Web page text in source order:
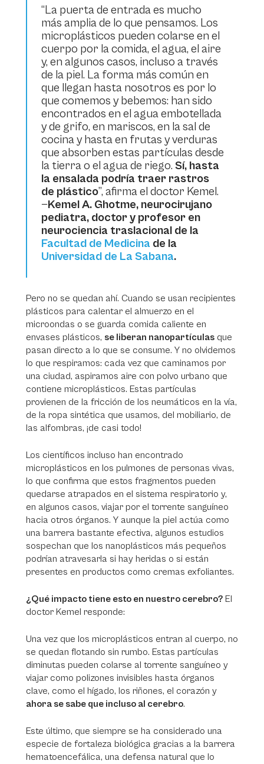
“La puerta de entrada es mucho
más amplia de lo que pensamos. Los
microplásticos pueden colarse en el
cuerpo por la comida, el agua, el aire
y, en algunos casos, incluso a través
de la piel. La forma más común en
que llegan hasta nosotros es por lo
que comemos y bebemos: han sido
encontrados en el agua embotellada
y de grifo, en mariscos, en la sal de
cocina y hasta en frutas y verduras
que absorben estas partículas desde
la tierra o el agua de riego. Sí, hasta
la ensalada podría traer rastros
de plástico”, afirma el doctor Kemel.
—Kemel A. Ghotme, neurocirujano
pediatra, doctor y profesor en
neurociencia traslacional de la
Facultad de Medicina de la
Universidad de La Sabana.
Pero no se quedan ahí. Cuando se usan recipientes
plásticos para calentar el almuerzo en el
microondas o se guarda comida caliente en
envases plásticos, se liberan nanopartículas que
pasan directo a lo que se consume. Y no olvidemos
lo que respiramos: cada vez que caminamos por
una ciudad, aspiramos aire con polvo urbano que
contiene microplásticos. Estas partículas
provienen de la fricción de los neumáticos en la vía,
de la ropa sintética que usamos, del mobiliario, de
las alfombras, ¡de casi todo!
Los científicos incluso han encontrado
microplásticos en los pulmones de personas vivas,
lo que confirma que estos fragmentos pueden
quedarse atrapados en el sistema respiratorio y,
en algunos casos, viajar por el torrente sanguíneo
hacia otros órganos. Y aunque la piel actúa como
una barrera bastante efectiva, algunos estudios
sospechan que los nanoplásticos más pequeños
podrían atravesarla si hay heridas o si están
presentes en productos como cremas exfoliantes.
¿Qué impacto tiene esto en nuestro cerebro? El
doctor Kemel responde:
Una vez que los microplásticos entran al cuerpo, no
se quedan flotando sin rumbo. Estas partículas
diminutas pueden colarse al torrente sanguíneo y
viajar como polizones invisibles hasta órganos
clave, como el hígado, los riñones, el corazón y
ahora se sabe que incluso al cerebro.
Este último, que siempre se ha considerado una
especie de fortaleza biológica gracias a la barrera
hematoencefálica, una defensa natural que lo